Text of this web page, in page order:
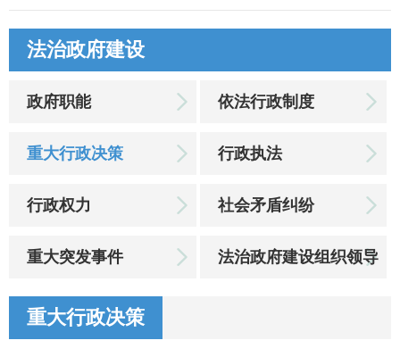
法治政府建设
政府职能 依法行政制度
重大行政决策 行政执法
行政权力 社会矛盾纠纷
重大突发事件 法治政府建设组织领导
重大行政决策